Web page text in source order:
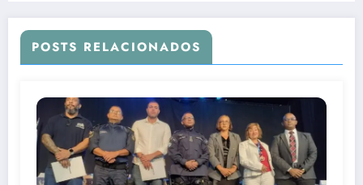
POSTS RELACIONADOS